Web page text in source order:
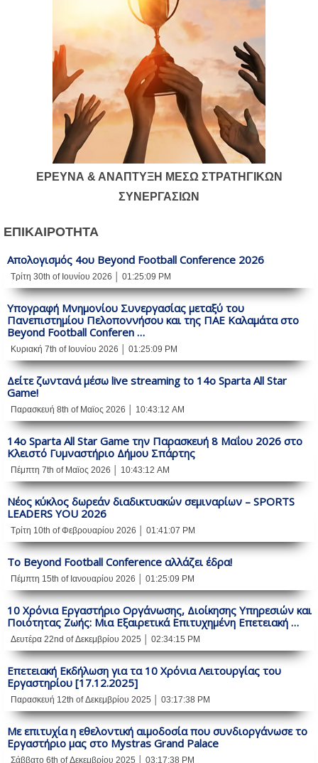
ΕΡΕΥΝΑ & ΑΝΑΠΤΥΞΗ ΜΕΣΩ ΣΤΡΑΤΗΓΙΚΩΝ
ΣΥΝΕΡΓΑΣΙΩΝ
ΕΠΙΚΑΙΡΌΤΗΤΑ
Απολογισμός 4ου Beyond Football Conference 2026
Τρίτη 30th of Ιουνίου 2026 │ 01:25:09 PM
Υπογραφή Μνημονίου Συνεργασίας μεταξύ του
Πανεπιστημίου Πελοποννήσου και της ΠΑΕ Καλαμάτα στο
Beyond Football Conferen …
Κυριακή 7th of Ιουνίου 2026 │ 01:25:09 PM
Δείτε ζωντανά μέσω live streaming to 14ο Sparta All Star
Game!
Παρασκευή 8th of Μαϊος 2026 │ 10:43:12 AM
14ο Sparta All Star Game την Παρασκευή 8 Μαΐου 2026 στο
Κλειστό Γυμναστήριο Δήμου Σπάρτης
Πέμπτη 7th of Μαϊος 2026 │ 10:43:12 AM
Νέος κύκλος δωρεάν διαδικτυακών σεμιναρίων – SPORTS
LEADERS YOU 2026
Τρίτη 10th of Φεβρουαρίου 2026 │ 01:41:07 PM
Το Beyond Football Conference αλλάζει έδρα!
Πέμπτη 15th of Ιανουαρίου 2026 │ 01:25:09 PM
10 Χρόνια Εργαστήριο Οργάνωσης, Διοίκησης Υπηρεσιών και
Ποιότητας Ζωής: Μια Εξαιρετικά Επιτυχημένη Επετειακή …
Δευτέρα 22nd of Δεκεμβρίου 2025 │ 02:34:15 PM
Επετειακή Εκδήλωση για τα 10 Χρόνια Λειτουργίας του
Εργαστηρίου [17.12.2025]
Παρασκευή 12th of Δεκεμβρίου 2025 │ 03:17:38 PM
Με επιτυχία η εθελοντική αιμοδοσία που συνδιοργάνωσε το
Εργαστήριο μας στο Mystras Grand Palace
Σάββατο 6th of Δεκεμβρίου 2025 │ 03:17:38 PM